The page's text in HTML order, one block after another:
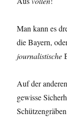
Man kann es
die Bayern,
journalistische
Auf der
gewisse